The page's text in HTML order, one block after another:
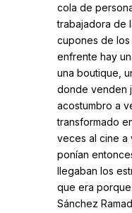
cola de
trabajadora de
cupones de los
enfrente hay
una boutique,
donde venden
acostumbro a
transformado
veces al cine a
ponían
llegaban los
que era porque
Sánchez